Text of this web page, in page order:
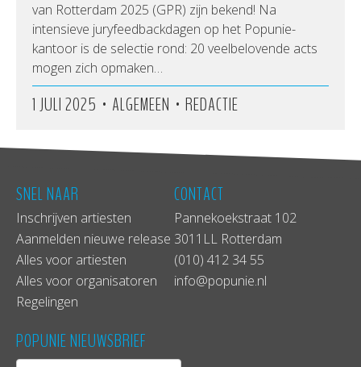
van Rotterdam 2025 (GPR) zijn bekend! Na
intensieve juryfeedbackdagen op het Popunie-
kantoor is de selectie rond: 20 veelbelovende acts
mogen zich opmaken…
1 JULI 2025 • ALGEMEEN • REDACTIE
SNEL NAAR
Inschrijven artiesten
Aanmelden nieuwe release
Alles voor artiesten
Alles voor organisatoren
Regelingen
CONTACT
Pannekoekstraat 102
3011LL Rotterdam
(010) 412 34 55
info@popunie.nl
POPUNIE NIEUWSBRIEF